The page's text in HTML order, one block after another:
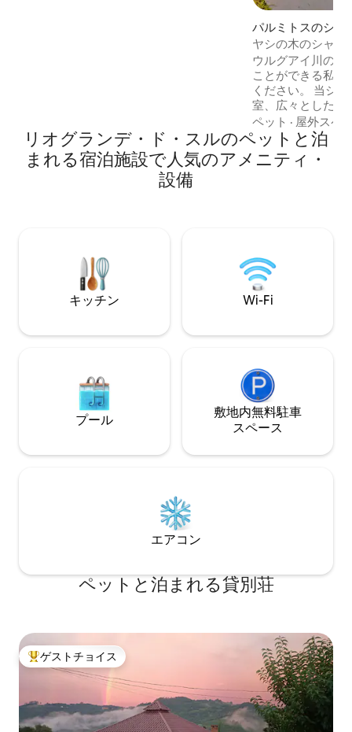
パルミトスのシャ
ヤシの木のシャレ
ウルグアイ川の素
ことができる私た
ください。 当シ
室、広々としたバ
ったキッチン、そ
グルームがありま
魅力的な暖炉の
り、バーベキュ
れられない体験を
ペット · 屋外スペ
リオグランデ・ド・スルのペットと泊
まれる宿泊施設で人気のアメニティ・
設備
キッチン Wi-Fi
プール
敷地内無料駐⁠車
ス⁠ペ⁠ー⁠ス
エアコン
ペットと泊まれる貸別荘
大好評のゲストチョイスです。
ゲストチョイス